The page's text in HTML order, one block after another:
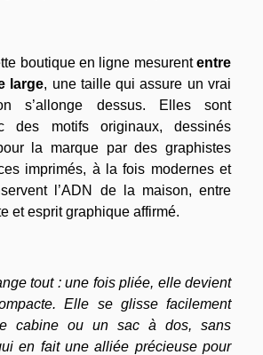
boutique en ligne mesurententre
large, une taille qui assure un vrai
s’allonge dessus. Elles sont
des motifs originaux, dessinés
la marque par des graphistes
imprimés, à la fois modernes et
l’ADN de la maison, entre
et esprit graphique affirmé.
tout : une fois pliée, elle devient
Elle se glisse facilement
cabine ou un sac à dos, sans
en fait une alliée précieuse pour